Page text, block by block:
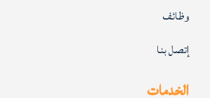
وظائف
إتصل بنا
الخدمات